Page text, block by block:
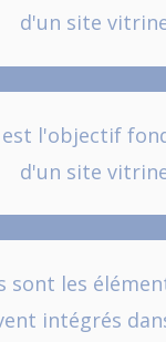
d'un site
est l'objectif
d'un site
sont les
intégrés